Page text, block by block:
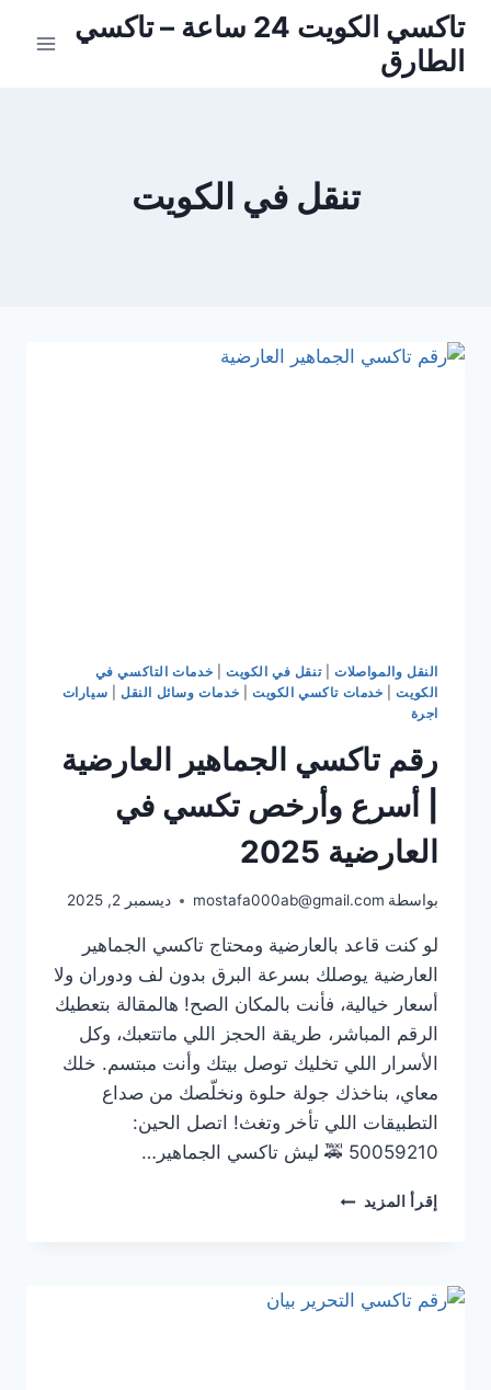
التجاوز
المحتوى
تاكسي الكويت 24 ساعة – تاكسي
الطارق
تنقل في الكويت
النقل والمواصلات|تنقل في الكويت
خدمات التاكسي في
الكويت| خدمات تاكسي الكويت خدمات وسائل النقل
سيارات
اجرة
رقم تاكسي الجماهير العارضية
| أسرع وأرخص تكسي في
العارضية 2025
بواسطة mostafa000ab@gmail.com ديسمبر 2, 2025
لو كنت قاعد بالعارضية ومحتاج تاكسي الجماهير
العارضية يوصلك بسرعة البرق بدون لف ودوران ولا
أسعار خيالية، فأنت بالمكان الصح! هالمقالة بتعطيك
الرقم المباشر، طريقة الحجز اللي ماتتعبك، وكل
الأسرار اللي تخليك توصل بيتك وأنت مبتسم. خلك
معاي، بناخذك جولة حلوة ونخلّصك من صداع
التطبيقات اللي تأخر وتغث! اتصل الحين:
50059210 🚕 ليش تاكسي الجماهير…
إقرأ المزيد رقم
أسرع